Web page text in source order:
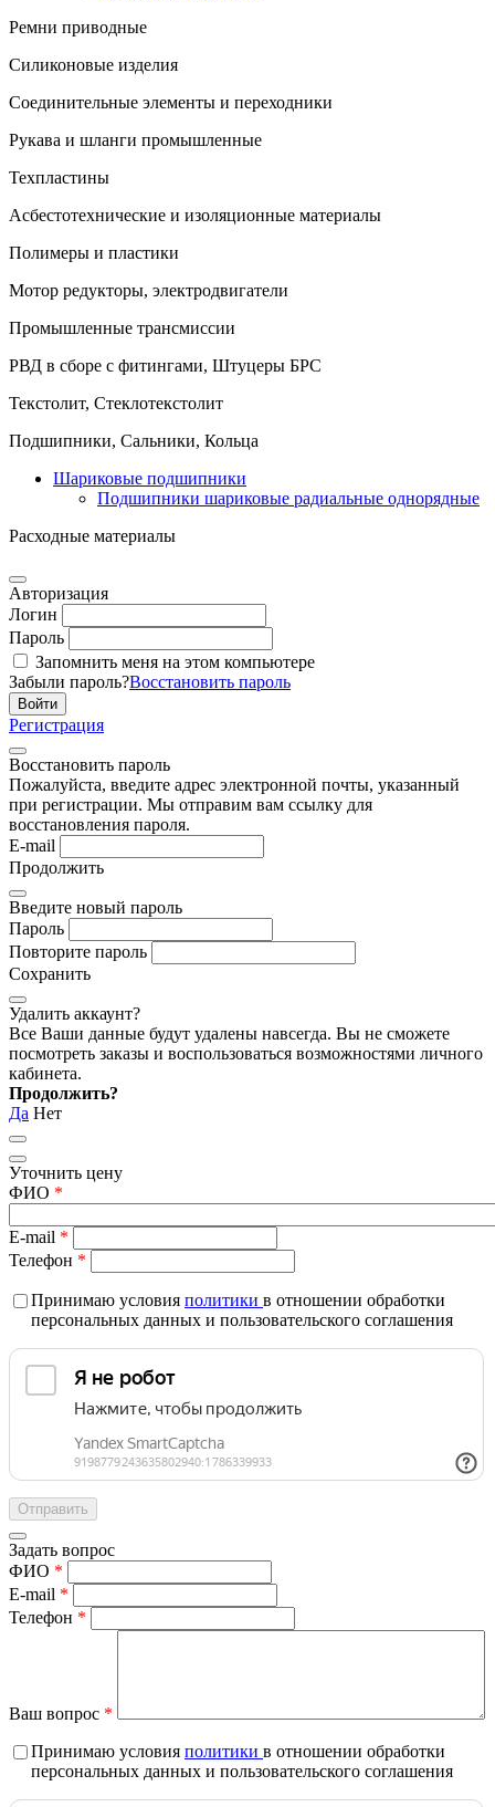
Ремни приводные
Силиконовые изделия
Соединительные элементы и переходники
Рукава и шланги промышленные
Техпластины
Асбестотехнические и изоляционные материалы
Полимеры и пластики
Мотор редукторы, электродвигатели
Промышленные трансмиссии
РВД в сборе с фитингами, Штуцеры БРС
Текстолит, Стеклотекстолит
Подшипники, Сальники, Кольца
Шариковые подшипники
Подшипники шариковые радиальные однорядные
Расходные материалы
Авторизация
Логин
Пароль
Запомнить меня на этом компьютере
Забыли пароль?Восстановить пароль
Регистрация
Восстановить пароль
Пожалуйста, введите адрес электронной почты, указанный
при регистрации. Мы отправим вам ссылку для
восстановления пароля.
E-mail
Продолжить
Введите новый пароль
Пароль
Повторите пароль
Сохранить
Удалить аккаунт?
Все Ваши данные будут удалены навсегда. Вы не сможете
посмотреть заказы и воспользоваться возможностями личного
кабинета.
Продолжить?
Да Нет
Уточнить цену
ФИО *
E-mail *
Телефон *
Принимаю условия политики в отношении обработки
персональных данных и пользовательского соглашения
Задать вопрос
ФИО *
E-mail *
Телефон *
Ваш вопрос *
Принимаю условия политики в отношении обработки
персональных данных и пользовательского соглашения